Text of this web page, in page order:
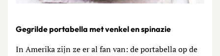
Gegrilde portabella met venkel en spinazie
In Amerika zijn ze er al fan van: de portabella op de